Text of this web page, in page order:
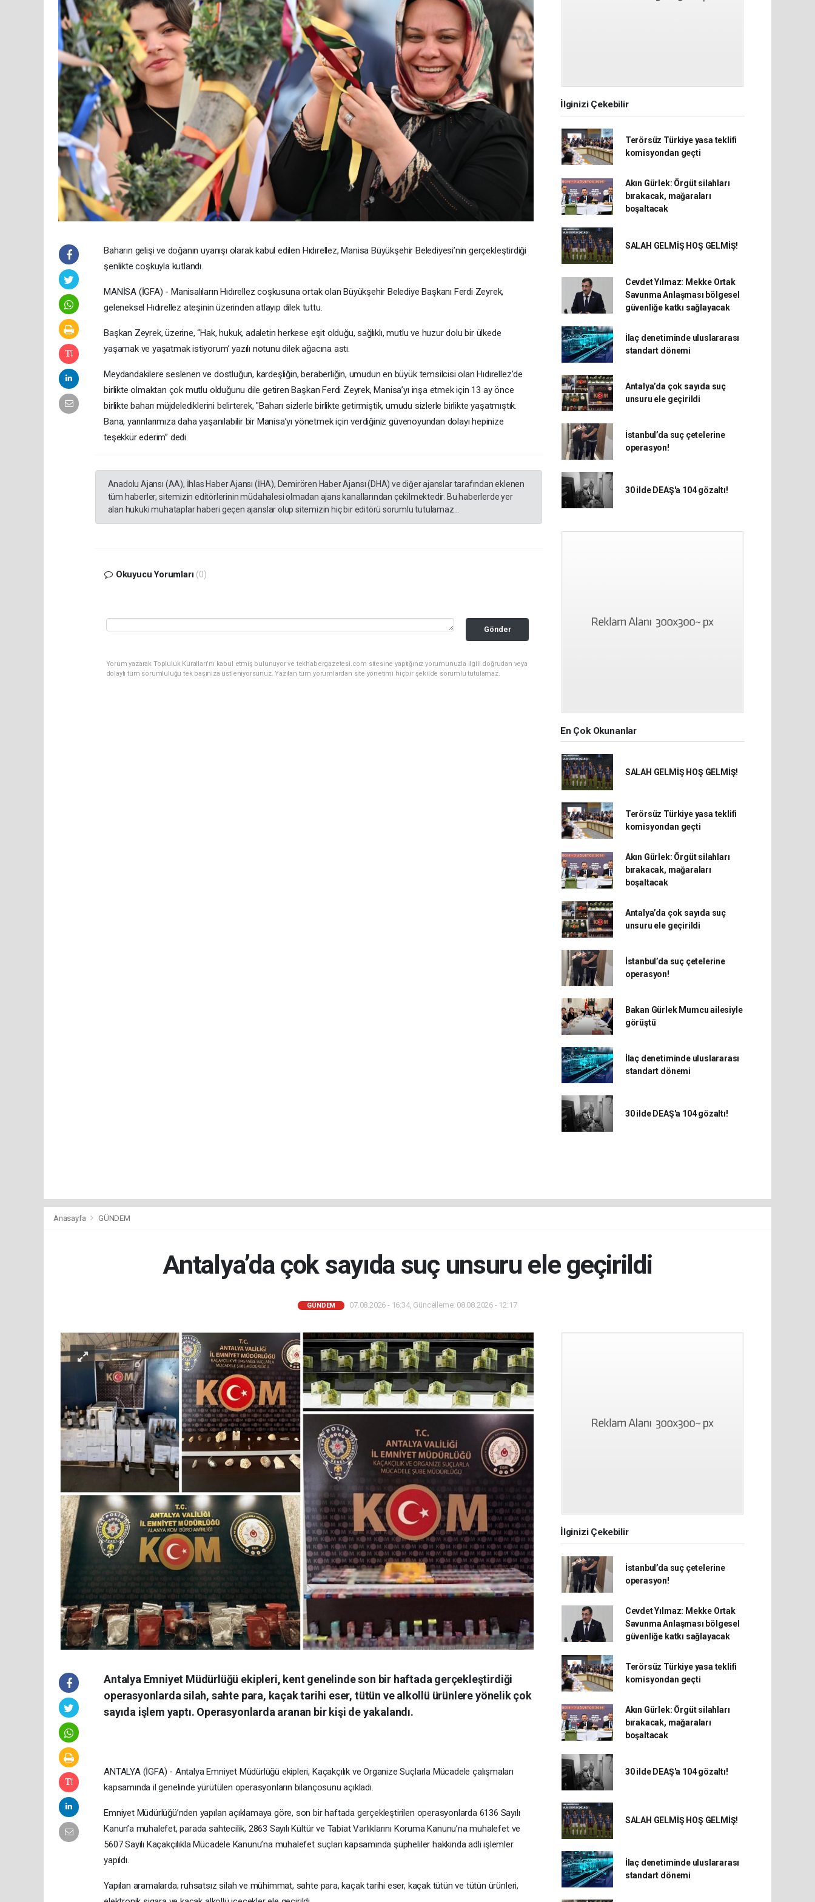
Baharın gelişi ve doğanın uyanışı olarak kabul edilen Hıdırellez, Manisa Büyükşehir Belediyesi’nin gerçekleştirdiği
şenlikte coşkuyla kutlandı.
MANİSA (İGFA) - Manisalıların Hıdırellez coşkusuna ortak olan Büyükşehir Belediye Başkanı Ferdi Zeyrek,
geleneksel Hıdırellez ateşinin üzerinden atlayıp dilek tuttu.
Başkan Zeyrek, üzerine, “Hak, hukuk, adaletin herkese eşit olduğu, sağlıklı, mutlu ve huzur dolu bir ülkede
yaşamak ve yaşatmak istiyorum’ yazılı notunu dilek ağacına astı.
Meydandakilere seslenen ve dostluğun, kardeşliğin, beraberliğin, umudun en büyük temsilcisi olan Hıdırellez’de
birlikte olmaktan çok mutlu olduğunu dile getiren Başkan Ferdi Zeyrek, Manisa’yı inşa etmek için 13 ay önce
birlikte baharı müjdelediklerini belirterek, "Baharı sizlerle birlikte getirmiştik, umudu sizlerle birlikte yaşatmıştık.
Bana, yarınlarımıza daha yaşanılabilir bir Manisa’yı yönetmek için verdiğiniz güvenoyundan dolayı hepinize
teşekkür ederim” dedi.
Anadolu Ajansı (AA), İhlas Haber Ajansı (İHA), Demirören Haber Ajansı (DHA) ve diğer ajanslar tarafından eklenen
tüm haberler, sitemizin editörlerinin müdahalesi olmadan ajans kanallarından çekilmektedir. Bu haberlerde yer
alan hukuki muhataplar haberi geçen ajanslar olup sitemizin hiç bir editörü sorumlu tutulamaz...
Okuyucu Yorumları (0)
Gönder
Yorum yazarak Topluluk Kuralları’nı kabul etmiş bulunuyor ve tekhabergazetesi.com sitesine yaptığınız yorumunuzla ilgili doğrudan veya
dolaylı tüm sorumluluğu tek başınıza üstleniyorsunuz. Yazılan tüm yorumlardan site yönetimi hiçbir şekilde sorumlu tutulamaz.
İlginizi Çekebilir
Terörsüz Türkiye yasa teklifi
komisyondan geçti
Akın Gürlek: Örgüt silahları
bırakacak, mağaraları
boşaltacak
SALAH GELMİŞ HOŞ GELMİŞ!
Cevdet Yılmaz: Mekke Ortak
Savunma Anlaşması bölgesel
güvenliğe katkı sağlayacak
İlaç denetiminde uluslararası
standart dönemi
Antalya’da çok sayıda suç
unsuru ele geçirildi
İstanbul’da suç çetelerine
operasyon!
30 ilde DEAŞ'a 104 gözaltı!
En Çok Okunanlar
SALAH GELMİŞ HOŞ GELMİŞ!
Terörsüz Türkiye yasa teklifi
komisyondan geçti
Akın Gürlek: Örgüt silahları
bırakacak, mağaraları
boşaltacak
Antalya’da çok sayıda suç
unsuru ele geçirildi
İstanbul’da suç çetelerine
operasyon!
Bakan Gürlek Mumcu ailesiyle
görüştü
İlaç denetiminde uluslararası
standart dönemi
30 ilde DEAŞ'a 104 gözaltı!
Anasayfa GÜNDEM
Antalya’da çok sayıda suç unsuru ele geçirildi
GÜNDEM 07.08.2026 - 16:34, Güncelleme: 08.08.2026 - 12:17
Antalya Emniyet Müdürlüğü ekipleri, kent genelinde son bir haftada gerçekleştirdiği
operasyonlarda silah, sahte para, kaçak tarihi eser, tütün ve alkollü ürünlere yönelik çok
sayıda işlem yaptı. Operasyonlarda aranan bir kişi de yakalandı.
ANTALYA (İGFA) - Antalya Emniyet Müdürlüğü ekipleri, Kaçakçılık ve Organize Suçlarla Mücadele çalışmaları
kapsamında il genelinde yürütülen operasyonların bilançosunu açıkladı.
Emniyet Müdürlüğü’nden yapılan açıklamaya göre, son bir haftada gerçekleştirilen operasyonlarda 6136 Sayılı
Kanun’a muhalefet, parada sahtecilik, 2863 Sayılı Kültür ve Tabiat Varlıklarını Koruma Kanunu’na muhalefet ve
5607 Sayılı Kaçakçılıkla Mücadele Kanunu’na muhalefet suçları kapsamında şüpheliler hakkında adli işlemler
yapıldı.
Yapılan aramalarda; ruhsatsız silah ve mühimmat, sahte para, kaçak tarihi eser, kaçak tütün ve tütün ürünleri,
İlginizi Çekebilir
İstanbul’da suç çetelerine
operasyon!
Cevdet Yılmaz: Mekke Ortak
Savunma Anlaşması bölgesel
güvenliğe katkı sağlayacak
Terörsüz Türkiye yasa teklifi
komisyondan geçti
Akın Gürlek: Örgüt silahları
bırakacak, mağaraları
boşaltacak
30 ilde DEAŞ'a 104 gözaltı!
SALAH GELMİŞ HOŞ GELMİŞ!
İlaç denetiminde uluslararası
standart dönemi